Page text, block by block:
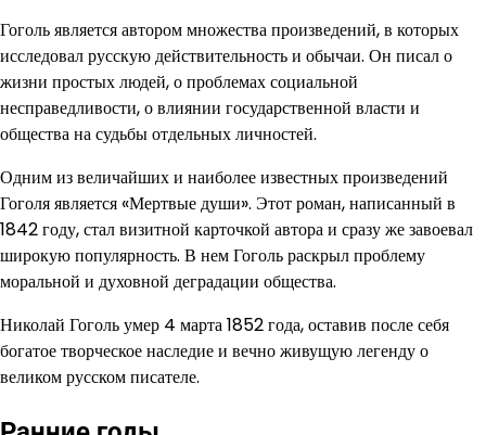
Гоголь является автором множества произведений, в которых
исследовал русскую действительность и обычаи. Он писал о
жизни простых людей, о проблемах социальной
несправедливости, о влиянии государственной власти и
общества на судьбы отдельных личностей.
Одним из величайших и наиболее известных произведений
Гоголя является «Мертвые души». Этот роман, написанный в
1842 году, стал визитной карточкой автора и сразу же завоевал
широкую популярность. В нем Гоголь раскрыл проблему
моральной и духовной деградации общества.
Николай Гоголь умер 4 марта 1852 года, оставив после себя
богатое творческое наследие и вечно живущую легенду о
великом русском писателе.